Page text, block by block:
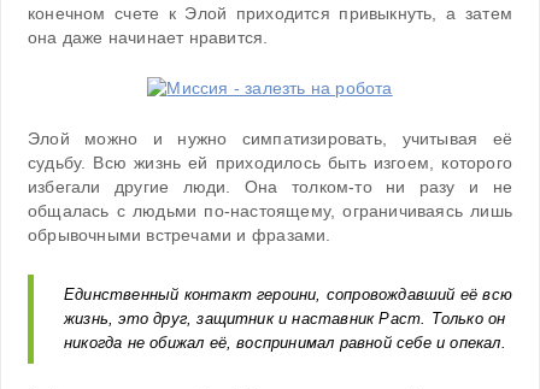
конечном счете к Элой приходится привыкнуть, а затем
она даже начинает нравится.
Элой можно и нужно симпатизировать, учитывая её
судьбу. Всю жизнь ей приходилось быть изгоем, которого
избегали другие люди. Она толком-то ни разу и не
общалась с людьми по-настоящему, ограничиваясь лишь
обрывочными встречами и фразами.
Единственный контакт героини, сопровождавший её всю
жизнь, это друг, защитник и наставник Раст. Только он
никогда не обижал её, воспринимал равной себе и опекал.